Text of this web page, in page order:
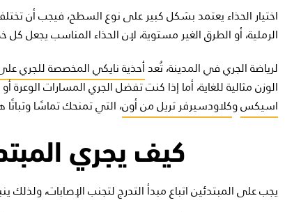
اختيار الحذاء يعتمد بشكل كبير على نوع السطح، فيجب أن
الرملية، أو الطرق الغير مستوية، لإن الحذاء المناسب يجعل
لرياضة الجري في المدينة، تُعدأحذية نايكي المخصصة للجري
الوزن مثالية للغاية، أما إذا كنت تفضل الجري المسارات الوعرة
اسيكسوكلاودسيرفر تريل من أون، التي تمنحك تماسًا
كيف يجري
يجب على المبتدئين اتباع مبدأ التدرج لتجنب الإصابات، ولذلك